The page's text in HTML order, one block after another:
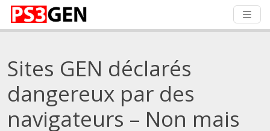
Sites GEN déclarés
dangereux par des
navigateurs – Non mais